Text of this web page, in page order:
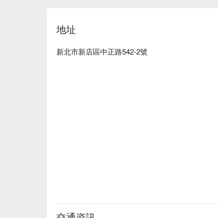
地址
新北市新店區中正路542-2號